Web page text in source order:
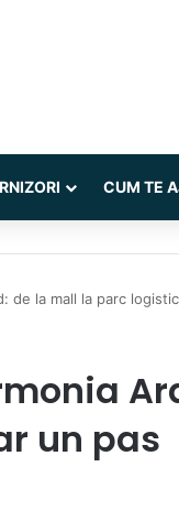
CUM TE
de la mall la parc
un pas